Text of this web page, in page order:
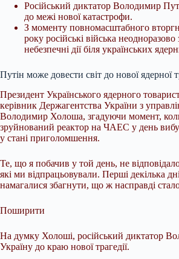
Російський диктатор Володимир
до межі нової катастрофи.
З моменту повномасштабного
року російські війська
небезпечні діїбіля українських
Путін може довести світ до нової ядерної
Президент Українського ядерного
керівник Держагентства України з
Володимир Холоша, згадуючи момент,
зруйнований реактор на ЧАЕС у день
у стані приголомшення.
Те, що я побачив у той день, не
які ми відпрацьовували. Перші декілька
намагалися збагнути, що ж насправді
Поширити
На думку Холоші, російський диктатор
Україну до краю нової трагедії.